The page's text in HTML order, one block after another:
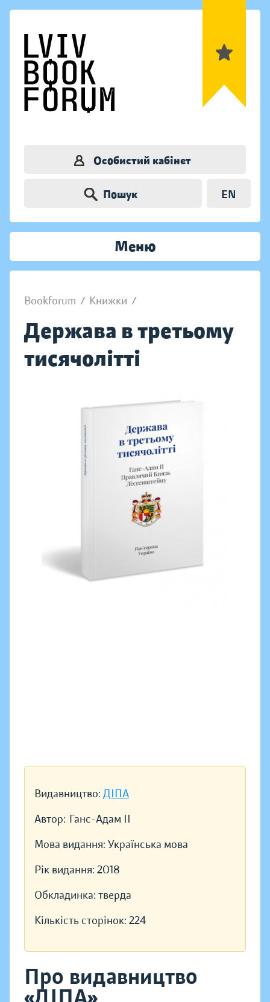
Особистий кабінет
Пошук EN
Меню
Bookforum / Книжки /
Держава в третьому
тисячолітті
Видавництво: ДІПА
Автор: Ганс-Адам II
Мова видання: Українська мова
Рік видання: 2018
Обкладинка: тверда
Кількість сторінок: 224
Про видавництво